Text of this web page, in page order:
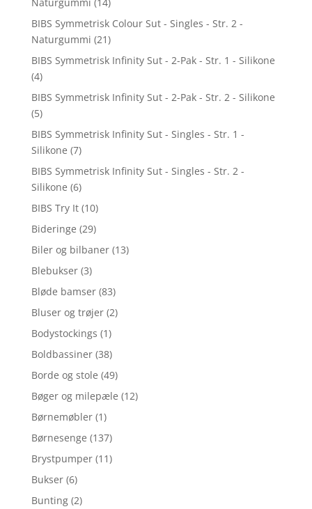
BIBS Symmetrisk Colour Sut - Singles - Str. 2 -
Naturgummi (21)
BIBS Symmetrisk Infinity Sut - 2-Pak - Str. 1 - Silikone
(4)
BIBS Symmetrisk Infinity Sut - 2-Pak - Str. 2 - Silikone
(5)
BIBS Symmetrisk Infinity Sut - Singles - Str. 1 -
Silikone (7)
BIBS Symmetrisk Infinity Sut - Singles - Str. 2 -
Silikone (6)
BIBS Try It (10)
Bideringe (29)
Biler og bilbaner (13)
Blebukser (3)
Bløde bamser (83)
Bluser og trøjer (2)
Bodystockings (1)
Boldbassiner (38)
Borde og stole (49)
Bøger og milepæle (12)
Børnemøbler (1)
Børnesenge (137)
Brystpumper (11)
Bukser (6)
Bunting (2)